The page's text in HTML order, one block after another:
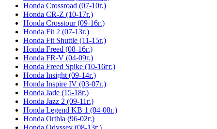
Honda Crossroad (07-10г.)
Honda CR-Z (10-17г.)
Honda Crosstour (09-16г.)
Honda Fit 2 (07-13г.)
Honda Fit Shuttle (11-15г.)
Honda Freed (08-16г.)
Honda FR-V (04-09г.)
Honda Freed Spike (10-16гг.)
Honda Insight (09-14г.)
Honda Inspire IV (03-07г.)
Honda Jade (15-18г.)
Honda Jazz 2 (09-11г.)
Honda Legend KB 1 (04-08г.)
Honda Orthia (96-02г.)
Honda Odyssey (08-13г.)